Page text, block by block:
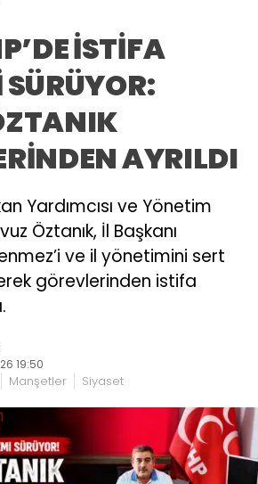
İSTİFA
SÜRÜYOR:
AYRILDI
Yardımcısı ve Yönetim
Öztanık, İl Başkanı
ve il yönetimini sert
görevlerinden istifa
19:50
Manşetler Siyaset